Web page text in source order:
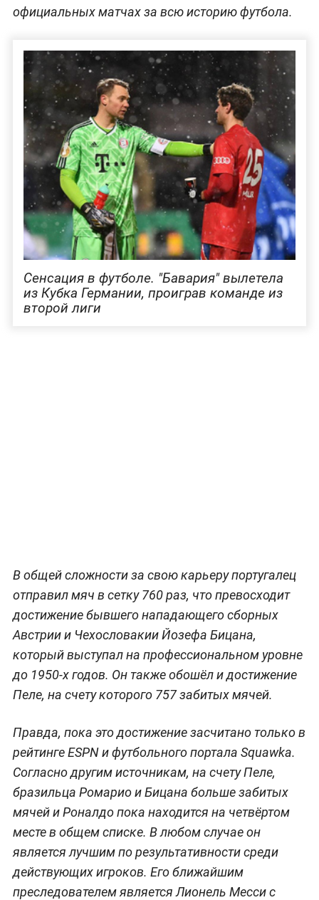
официальных матчах за всю историю футбола.
Сенсация в футболе. "Бавария" вылетела
из Кубка Германии, проиграв команде из
второй лиги
В общей сложности за свою карьеру португалец
отправил мяч в сетку 760 раз, что превосходит
достижение бывшего нападающего сборных
Австрии и Чехословакии Йозефа Бицана,
который выступал на профессиональном уровне
до 1950-х годов. Он также обошёл и достижение
Пеле, на счету которого 757 забитых мячей.
Правда, пока это достижение засчитано только в
рейтинге ЕSPN и футбольного портала Squawka.
Согласно другим источникам, на счету Пеле,
бразильца Ромарио и Бицана больше забитых
мячей и Роналдо пока находится на четвёртом
месте в общем списке. В любом случае он
является лучшим по результативности среди
действующих игроков. Его ближайшим
преследователем является Лионель Месси с